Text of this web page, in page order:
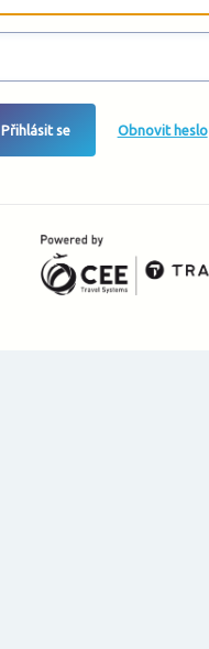
Přihlásit se Obnovit heslo